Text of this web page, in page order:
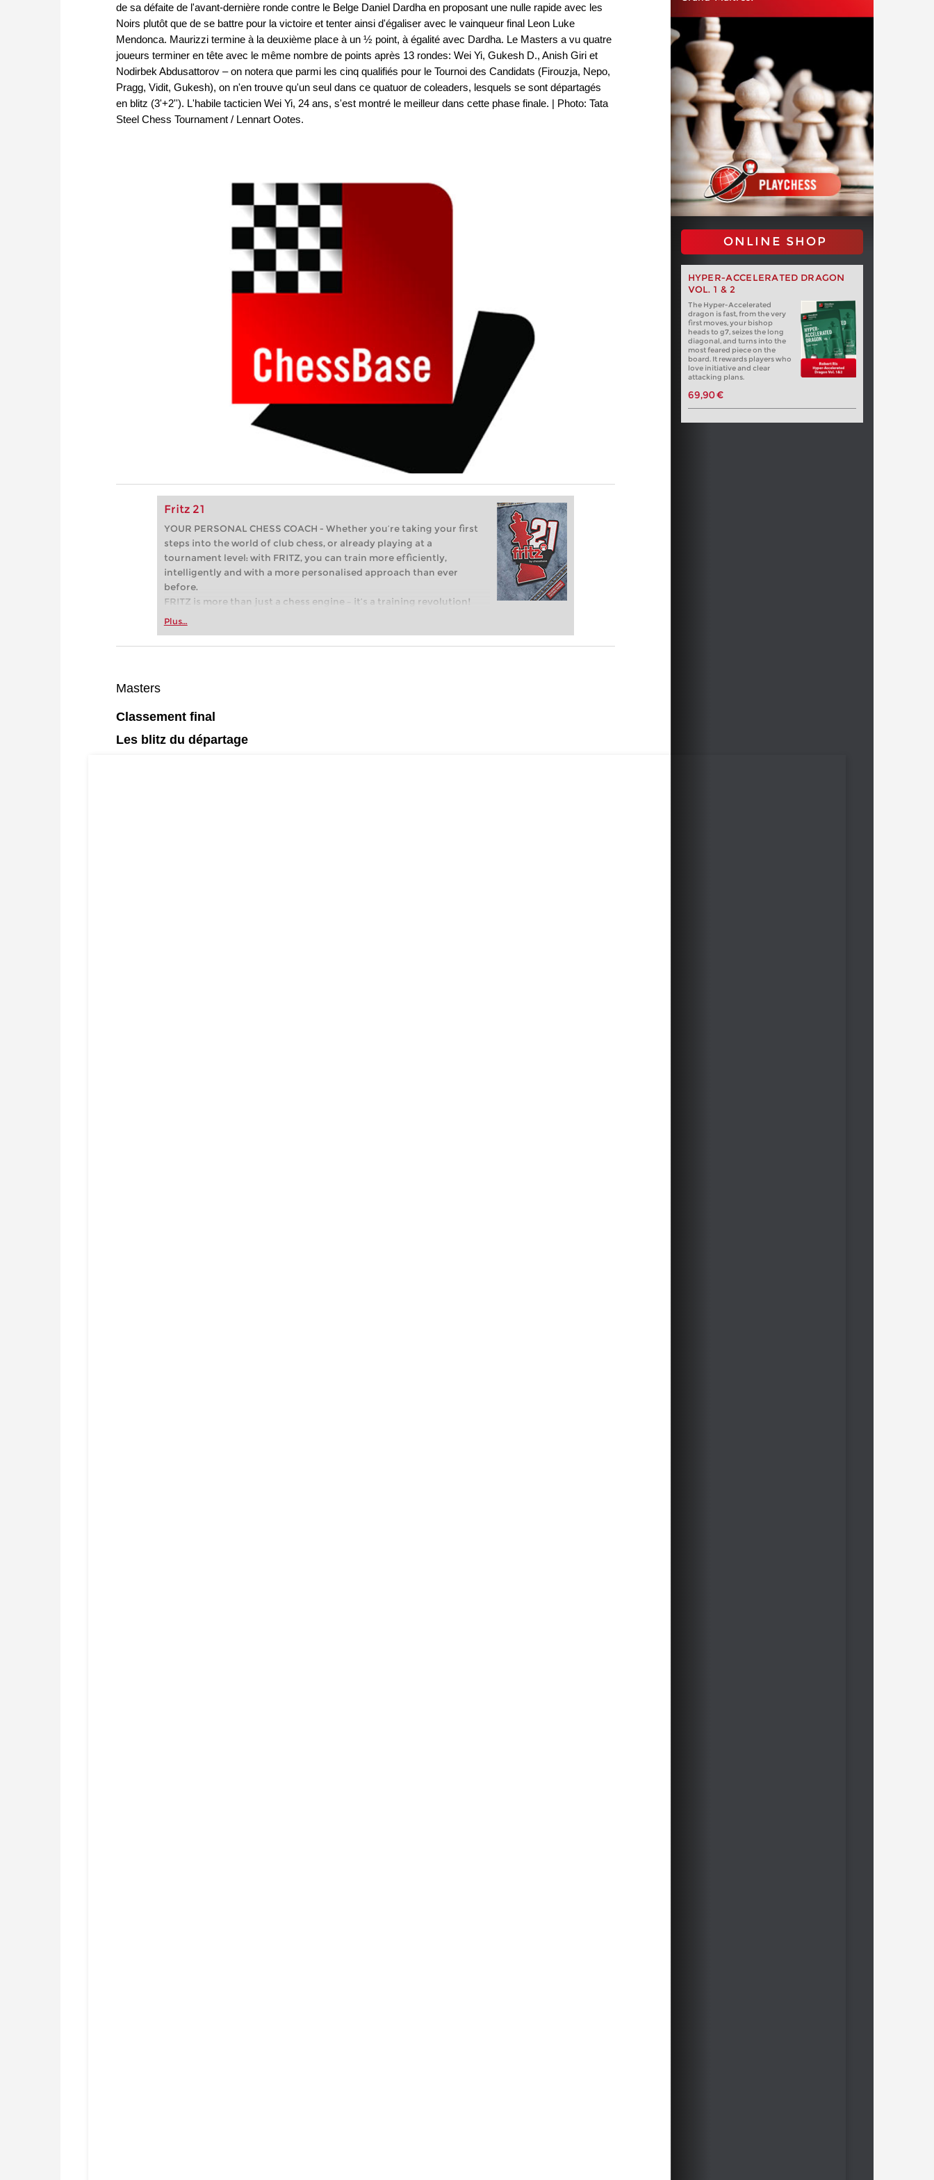
de sa défaite de l'avant-dernière ronde contre le Belge Daniel Dardha en proposant une nulle rapide avec les
Noirs plutôt que de se battre pour la victoire et tenter ainsi d'égaliser avec le vainqueur final Leon Luke
Mendonca. Maurizzi termine à la deuxième place à un ½ point, à égalité avec Dardha. Le Masters a vu quatre
joueurs terminer en tête avec le même nombre de points après 13 rondes: Wei Yi, Gukesh D., Anish Giri et
Nodirbek Abdusattorov – on notera que parmi les cinq qualifiés pour le Tournoi des Candidats (Firouzja, Nepo,
Pragg, Vidit, Gukesh), on n'en trouve qu'un seul dans ce quatuor de coleaders, lesquels se sont départagés
en blitz (3'+2''). L'habile tacticien Wei Yi, 24 ans, s'est montré le meilleur dans cette phase finale. | Photo: Tata
Steel Chess Tournament / Lennart Ootes.
Fritz 21
YOUR PERSONAL CHESS COACH - Whether you’re taking your first
steps into the world of club chess, or already playing at a
tournament level: with FRITZ, you can train more efficiently,
intelligently and with a more personalised approach than ever
before.
FRITZ is more than just a chess engine – it’s a training revolution!
Whether you’re taking your first steps into the world of club chess,
more efficiently, intelligently and with a more personalised
* STYLE SIMULATION AT THE HIGHEST LEVEL
* EVEN STRONGER. EVEN MORE BEAUTIFUL. EVEN MORE DIRECT.
Plus…
ONLINE SHOP
HYPER-ACCELERATED DRAGON
VOL. 1 & 2
The Hyper-Accelerated
dragon is fast, from the very
first moves, your bishop
heads to g7, seizes the long
diagonal, and turns into the
most feared piece on the
board. It rewards players who
love initiative and clear
attacking plans.
69,90 €
Masters
Classement final
Les blitz du départage